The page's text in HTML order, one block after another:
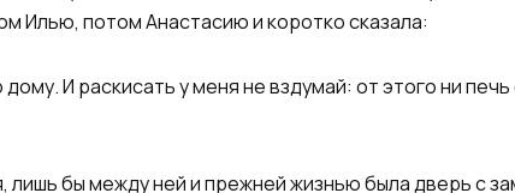
Илью, потом Анастасию и коротко сказала:
И раскисать у меня не вздумай: от этого ни печь
лишь бы между ней и прежней жизнью была дверь с